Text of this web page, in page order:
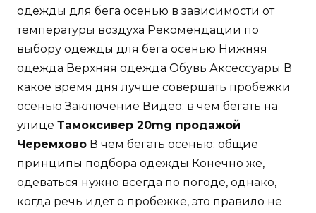
одежды для бега осенью в зависимости от
температуры воздуха Рекомендации по
выбору одежды для бега осенью Нижняя
одежда Верхняя одежда Обувь Аксессуары В
какое время дня лучше совершать пробежки
осенью Заключение Видео: в чем бегать на
улице Тамоксивер 20mg продажой
Черемхово В чем бегать осенью: общие
принципы подбора одежды Конечно же,
одеваться нужно всегда по погоде, однако,
когда речь идет о пробежке, это правило не